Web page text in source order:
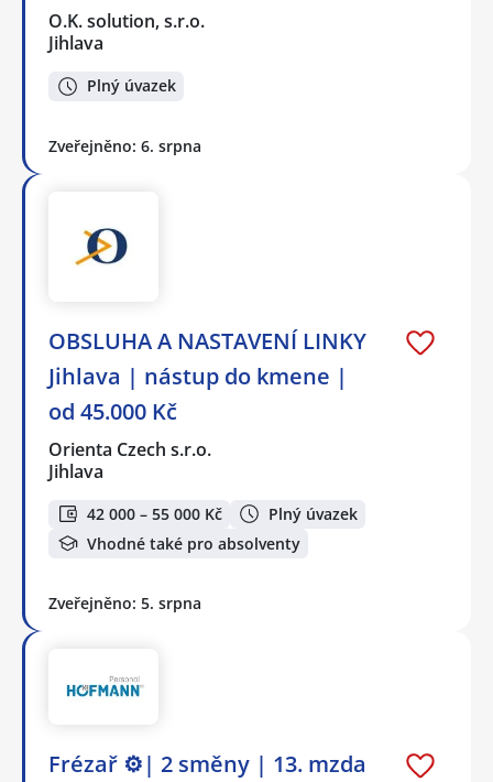
O.K. solution, s.r.o.
Jihlava
Plný úvazek
Zveřejněno: 6. srpna
OBSLUHA A NASTAVENÍ LINKY
Jihlava | nástup do kmene |
od 45.000 Kč
Orienta Czech s.r.o.
Jihlava
42 000 – 55 000 Kč
Plný úvazek
Vhodné také pro absolventy
Zveřejněno: 5. srpna
Frézař ⚙️| 2 směny | 13. mzda